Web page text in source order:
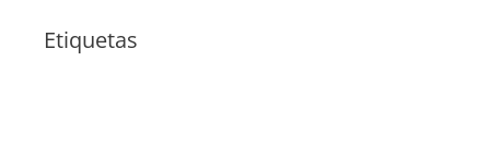
Etiquetas